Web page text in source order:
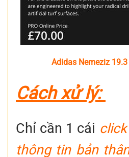
Adidas Nemeziz
Cách xử lý:
Chỉ cần 1 cái
thông tin bản